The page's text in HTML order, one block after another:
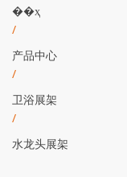
��ҳ
/
产品中心
/
卫浴展架
/
水龙头展架